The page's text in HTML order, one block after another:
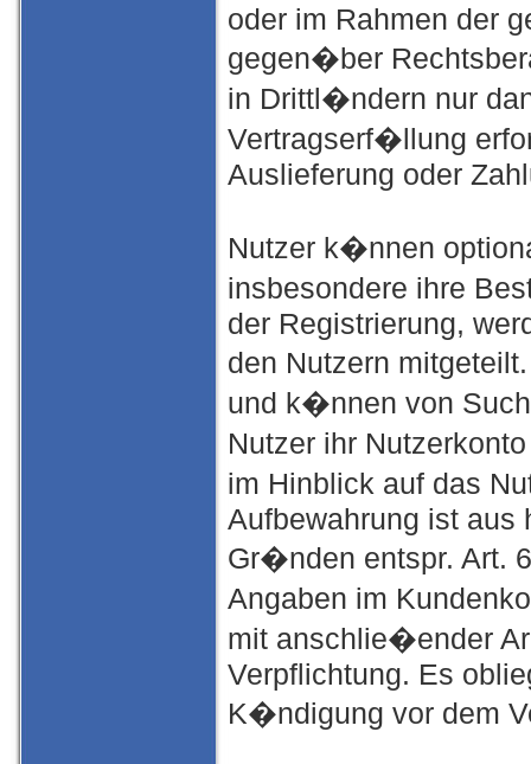
oder im Rahmen der
gegen�ber
in Drittl�ndern nur
Vertragserf�llung
Auslieferung oder
Nutzer k�nnen
insbesondere ihre
der Registrierung,
den Nutzern
und k�nnen von
Nutzer ihr
im Hinblick auf das
Aufbewahrung ist aus
Gr�nden entspr. Art.
Angaben im
mit anschlie�ender
Verpflichtung. Es
K�ndigung vor dem